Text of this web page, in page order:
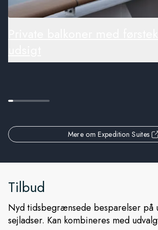
Mere om Expedition Suites
Tilbud
Nyd tidsbegrænsede besparelser på
sejladser. Kan kombineres med